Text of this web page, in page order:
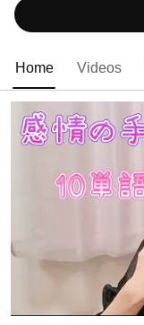
Home Videos